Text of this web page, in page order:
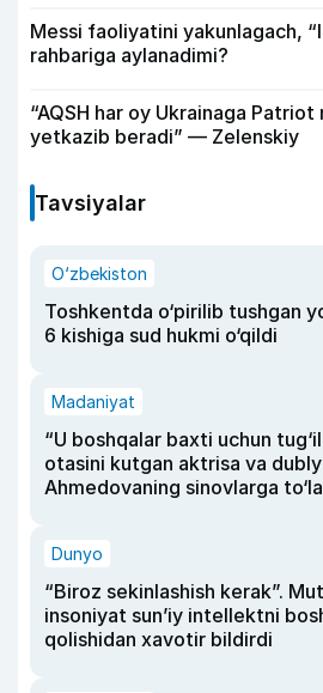
Messi faoliyatini yakunlagach,
rahbariga aylanadimi?
“AQSH har oy Ukrainaga
yetkazib beradi” — Zelenskiy
Tavsiyalar
O‘zbekiston
Toshkentda o‘pirilib tushgan
6 kishiga sud hukmi o‘qildi
Madaniyat
“U boshqalar baxti uchun
otasini kutgan aktrisa va
Ahmedovaning sinovlarga
Dunyo
“Biroz sekinlashish kerak”.
insoniyat sun’iy intellektni
qolishidan xavotir bildirdi